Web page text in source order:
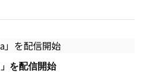
を配信開始